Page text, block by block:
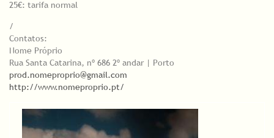
25€: tarifa normal
/
Contatos:
Nome Próprio
Rua Santa Catarina, nº 686 2º andar | Porto
prod.nomeproprio@gmail.com
http://www.nomeproprio.pt/